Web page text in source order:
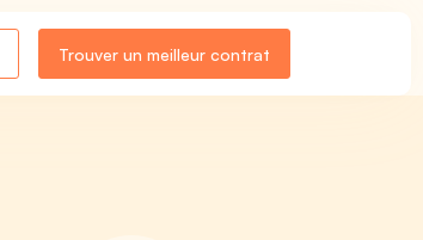
Trouver un meilleur contrat